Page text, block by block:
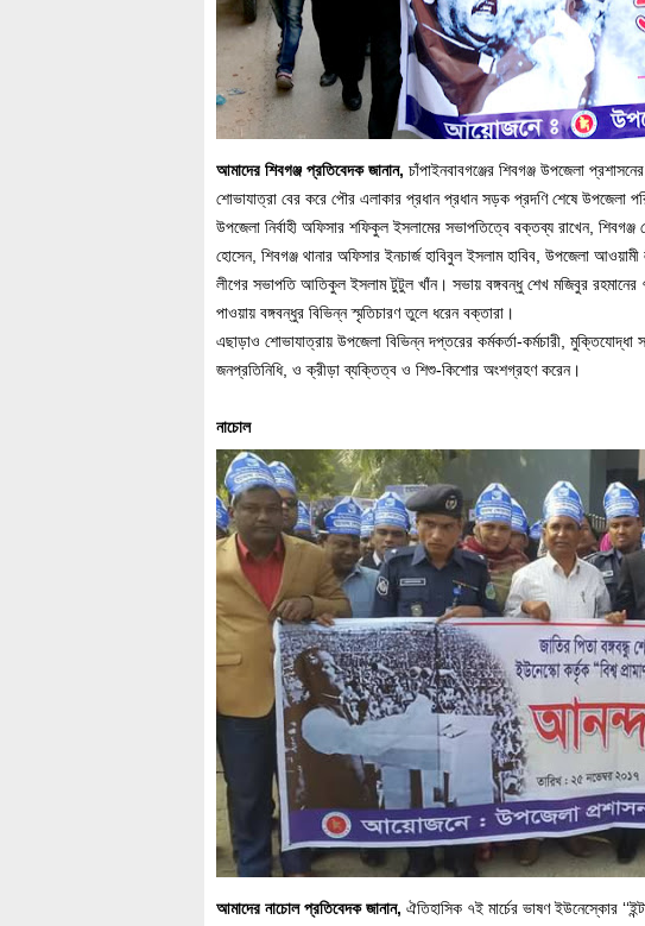
আমাদের শিবগঞ্জ প্রতিবেদক জানান, চাঁপাইনবাবগঞ্জের শিবগঞ্জ উপজেলা
শোভাযাত্রা বের করে পৌর এলাকার প্রধান প্রধান সড়ক প্রদণি শেষে উপজেলা
উপজেলা নির্বাহী অফিসার শফিকুল ইসলামের সভাপতিত্বে বক্তব্য রাখেন,
হোসেন, শিবগঞ্জ থানার অফিসার ইনচার্জ হাবিবুল ইসলাম হাবিব, উপজেলা
লীগের সভাপতি আতিকুল ইসলাম টুটুল খাঁন। সভায় বঙ্গবন্ধু শেখ মজিবুর রহমানের
পাওয়ায় বঙ্গবন্ধুর বিভিন্ন স্মৃতিচারণ তুলে ধরেন বক্তারা।
এছাড়াও শোভাযাত্রায় উপজেলা বিভিন্ন দপ্তরের কর্মকর্তা-কর্মচারী,
জনপ্রতিনিধি, ও ক্রীড়া ব্যক্তিত্ব ও শিশু-কিশোর অংশগ্রহণ করেন।
নাচোল
আমাদের নাচোল প্রতিবেদক জানান, ঐতিহাসিক ৭ই মার্চের ভাষণ ইউনেস্কোর